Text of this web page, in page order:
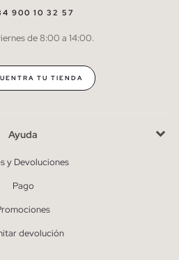
SUSCRIBIRME
en cualquier momento.
900 10 32 57
de 8:00 a 14:00.
TU TIENDA
Ayuda
y Devoluciones
Pago
devolución